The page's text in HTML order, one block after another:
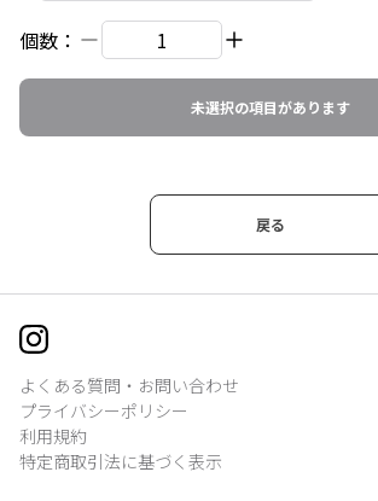
個数：
未選択の項目があります
戻る
よくある質問・お問い合わせ
プライバシーポリシー
利用規約
特定商取引法に基づく表示